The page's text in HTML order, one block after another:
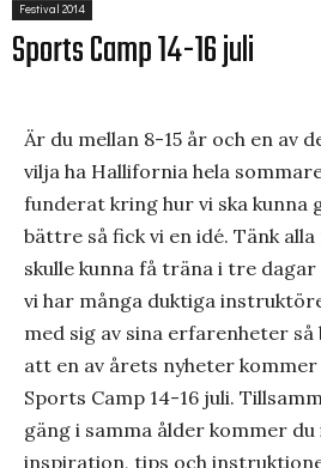
Festival 2014
Sports Camp 14-16 juli
Är du mellan 8-15 år och en av
vilja ha Hallifornia hela
funderat kring hur vi ska kunna
bättre så fick vi en idé. Tänk
skulle kunna få träna i tre
vi har många duktiga
med sig av sina erfarenheter
att en av årets nyheter
Sports Camp 14-16 juli.
gäng i samma ålder kommer
inspiration, tips och